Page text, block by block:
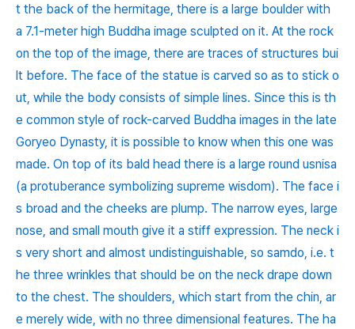
t the back of the hermitage, there is a large boulder with
a 7.1-meter high Buddha image sculpted on it. At the rock
on the top of the image, there are traces of structures bui
lt before. The face of the statue is carved so as to stick o
ut, while the body consists of simple lines. Since this is th
e common style of rock-carved Buddha images in the late
Goryeo Dynasty, it is possible to know when this one was
made. On top of its bald head there is a large round usnisa
(a protuberance symbolizing supreme wisdom). The face i
s broad and the cheeks are plump. The narrow eyes, large
nose, and small mouth give it a stiff expression. The neck i
s very short and almost undistinguishable, so samdo, i.e. t
he three wrinkles that should be on the neck drape down
to the chest. The shoulders, which start from the chin, ar
e merely wide, with no three dimensional features. The ha